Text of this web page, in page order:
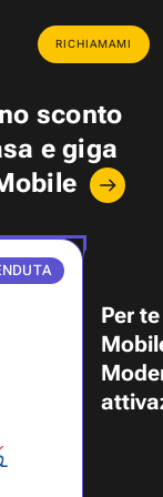
RICHIAMAMI
sconto
egiga
Per